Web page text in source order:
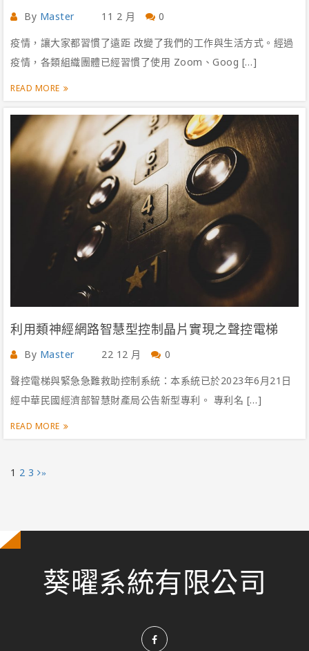
By Master 11 2 月
0
疫情，讓大家都習慣了遠距 改變了我們的工作與生活方式。經過
疫情，各類組織團體已經習慣了使用 Zoom、Goog […]
READ MORE
利用類神經網路智慧型控制晶片實現之聲控電梯
By Master 22 12 月
0
聲控電梯與緊急急難救助控制系統：本系統已於2023年6月21日
經中華民國經濟部智慧財產局公告新型專利。 專利名 […]
READ MORE
文
頁
1 2 3 »
葵曜系統有限公司